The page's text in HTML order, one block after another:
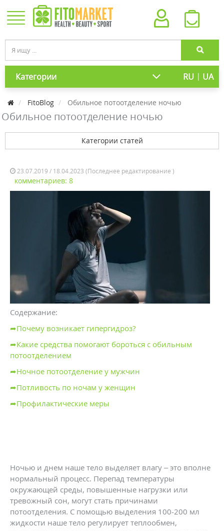
Категории RU | UA
FitoBlog Обильное потоотделение ночью
Обильное потоотделение ночью
Категории статей
23.07.2019 / 18.04.2023 (Последнее редактирование )
комментариев: 8
Содержание:
➦Почему возникает гипергидроз?
➦Какие средства помогают бороться с обильным
потоотделением
➦Ночное потоотделение у мужчин
➦Потливость по ночам у женщин
➦Профилактические меры
Ночью и днем наше тело выделяет влагу – это вполне
нормальный процесс. Перепад температуры
окружающей среды, повышенные нагрузки или
тревожный сон, могут стать причинами
потоотделения. С помощью выделения 100-200 мл
жидкости наше тело регулирует теплообмен,